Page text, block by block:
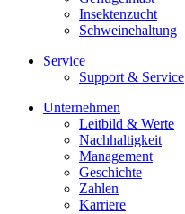
Insektenzucht
Schweinehaltung
Service
Support & Service
Unternehmen
Leitbild & Werte
Nachhaltigkeit
Management
Geschichte
Zahlen
Karriere